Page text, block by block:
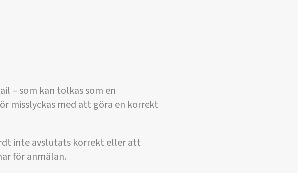
– som kan tolkas som en
misslyckas med att göra en korrekt
inte avslutats korrekt eller att
för anmälan.